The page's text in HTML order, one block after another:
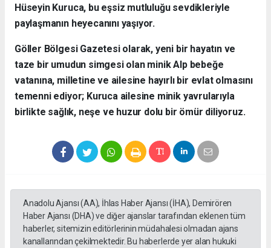
Hüseyin Kuruca, bu eşsiz mutluluğu sevdikleriyle
paylaşmanın heyecanını yaşıyor.
​Göller Bölgesi Gazetesi olarak, yeni bir hayatın ve
taze bir umudun simgesi olan minik Alp bebeğe
vatanına, milletine ve ailesine hayırlı bir evlat olmasını
temenni ediyor; Kuruca ailesine minik yavrularıyla
birlikte sağlık, neşe ve huzur dolu bir ömür diliyoruz.
Anadolu Ajansı (AA), İhlas Haber Ajansı (İHA), Demirören
Haber Ajansı (DHA) ve diğer ajanslar tarafından eklenen tüm
haberler, sitemizin editörlerinin müdahalesi olmadan ajans
kanallarından çekilmektedir. Bu haberlerde yer alan hukuki